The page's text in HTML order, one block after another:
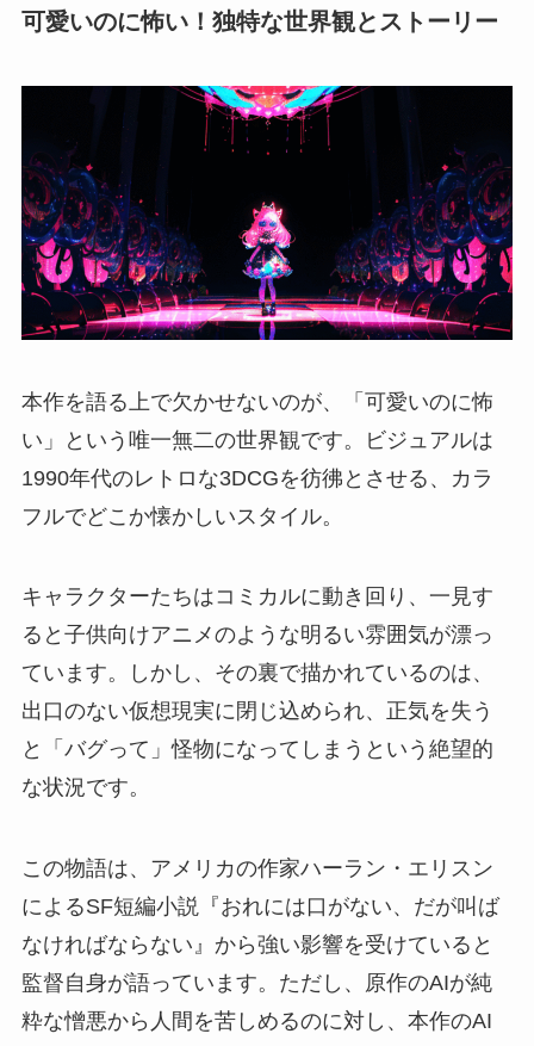
可愛いのに怖い！独特な世界観とストーリー
本作を語る上で欠かせないのが、「可愛いのに怖
い」という唯一無二の世界観です。ビジュアルは
1990年代のレトロな3DCGを彷彿とさせる、カラ
フルでどこか懐かしいスタイル。
キャラクターたちはコミカルに動き回り、一見す
ると子供向けアニメのような明るい雰囲気が漂っ
ています。しかし、その裏で描かれているのは、
出口のない仮想現実に閉じ込められ、正気を失う
と「バグって」怪物になってしまうという絶望的
な状況です。
この物語は、アメリカの作家ハーラン・エリスン
によるSF短編小説『おれには口がない、だが叫ば
なければならない』から強い影響を受けていると
監督自身が語っています。ただし、原作のAIが純
粋な憎悪から人間を苦しめるのに対し、本作のAI